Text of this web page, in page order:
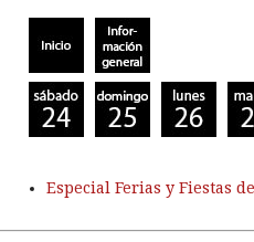
Especial Ferias y Fiestas